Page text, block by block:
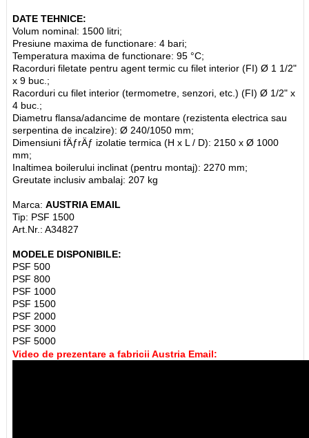
DATE TEHNICE:
Volum nominal: 1500 litri;
Presiune maxima de functionare: 4 bari;
Temperatura maxima de functionare: 95 °C;
Racorduri filetate pentru agent termic cu filet interior (FI) Ø 1 1/2"
x 9 buc.;
Racorduri cu filet interior (termometre, senzori, etc.) (FI) Ø 1/2" x
4 buc.;
Diametru flansa/adancime de montare (rezistenta electrica sau
serpentina de incalzire): Ø 240/1050 mm;
Dimensiuni fÄƒrÄƒ izolatie termica (H x L / D): 2150 x Ø 1000
mm;
Inaltimea boilerului inclinat (pentru montaj): 2270 mm;
Greutate inclusiv ambalaj: 207 kg
Marca:AUSTRIA EMAIL
Tip: PSF 1500
Art.Nr.: A34827
MODELE DISPONIBILE:
PSF 500
PSF 800
PSF 1000
PSF 1500
PSF 2000
PSF 3000
PSF 5000
Video de prezentare a fabricii Austria Email: